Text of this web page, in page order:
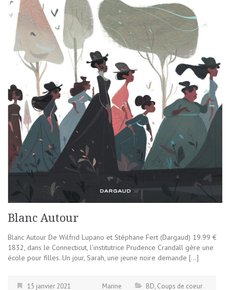
Blanc Autour
Blanc Autour De Wilfrid Lupano et Stéphane Fert (Dargaud) 19.99 €
1832, dans le Connecticut, l’institutrice Prudence Crandall gère une
école pour filles. Un jour, Sarah, une jeune noire demande […]
15 janvier 2021 Marine BD, Coups de coeur